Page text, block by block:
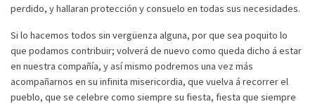
perdido, y hallaran protección y consuelo en todas sus necesidades.
Si lo hacemos todos sin vergüenza alguna, por que sea poquito lo
que podamos contribuir; volverá de nuevo como queda dicho á estar
en nuestra compañía, y así mismo podremos una vez más
acompañarnos en su infinita misericordia, que vuelva á recorrer el
pueblo, que se celebre como siempre su fiesta, fiesta que siempre